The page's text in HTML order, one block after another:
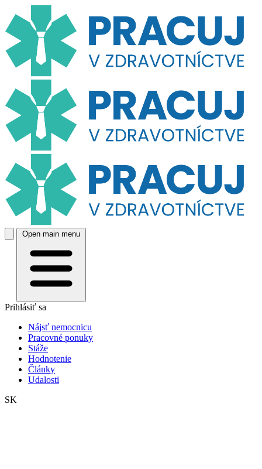
Open main menu
Prihlásiť sa
Nájsť nemocnicu
Pracovné ponuky
Stáže
Hodnotenie
Články
Udalosti
SK